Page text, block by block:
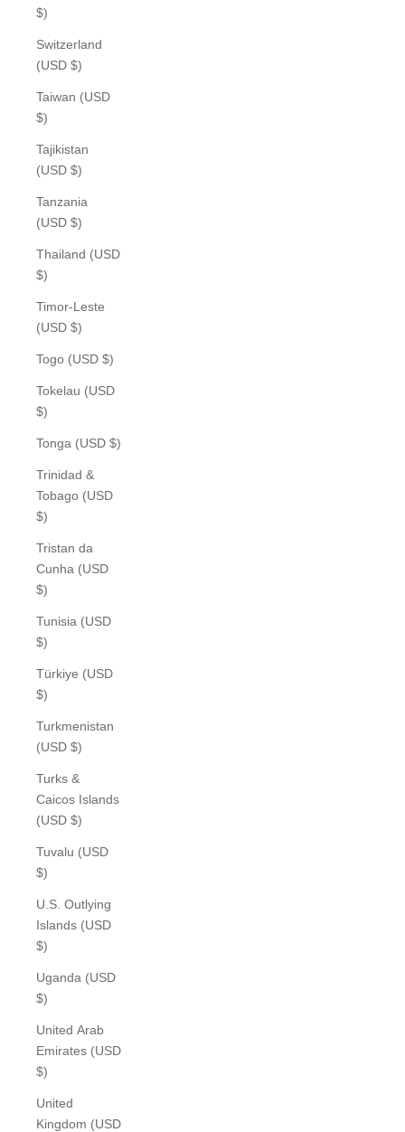
$)
Switzerland
(USD $)
Taiwan (USD
$)
Tajikistan
(USD $)
Tanzania
(USD $)
Thailand (USD
$)
Timor-Leste
(USD $)
Togo (USD $)
Tokelau (USD
$)
Tonga (USD $)
Trinidad &
Tobago (USD
$)
Tristan da
Cunha (USD
$)
Tunisia (USD
$)
Türkiye (USD
$)
Turkmenistan
(USD $)
Turks &
Caicos Islands
(USD $)
Tuvalu (USD
$)
U.S. Outlying
Islands (USD
$)
Uganda (USD
$)
United Arab
Emirates (USD
$)
United
Kingdom (USD